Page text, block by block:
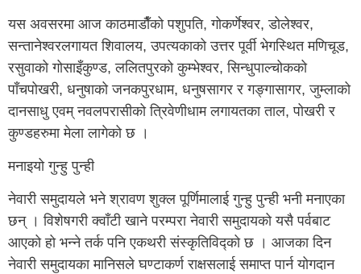
यस अवसरमा आज काठमाडाैँको पशुपति, गोकर्णेश्वर, डोलेश्वर,
सन्तानेश्वरलगायत शिवालय, उपत्यकाको उत्तर पूर्वी भेगस्थित मणिचूड,
रसुवाको गोसाइँकुण्ड, ललितपुरको कुम्भेश्वर, सिन्धुपाल्चोकको
पाँचपोखरी, धनुषाको जनकपुरधाम, धनुषसागर र गङ्गासागर, जुम्लाको
दानसाधु एवम् नवलपरासीको त्रिवेणीधाम लगायतका ताल, पोखरी र
कुण्डहरुमा मेला लागेको छ ।
मनाइयो गुन्हु पुन्ही
नेवारी समुदायले भने श्रावण शुक्ल पूर्णिमालाई गुन्हु पुन्ही भनी मनाएका
छन् । विशेषगरी क्वाँटी खाने परम्परा नेवारी समुदायको यसै पर्वबाट
आएको हो भन्ने तर्क पनि एकथरी संस्कृतिविद्को छ । आजका दिन
नेवारी समुदायका मानिसले घण्टाकर्ण राक्षसलाई समाप्त पार्न योगदान